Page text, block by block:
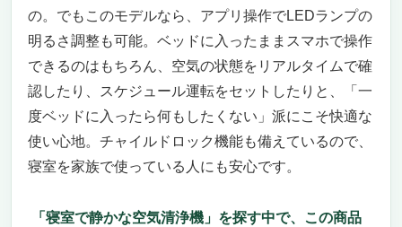
こんな人には本気でおすすめ。でも、こうい
う人には正直微妙かもしれない
快眠環境を整えるための“最後の一手”が、空
【眠りを邪魔しない、静寂の空気清浄力】
“寝室で静かな空気清浄機”を探しているあな
たへ──この価格で、この静音性、この安心
感
機”をお探しのあなたに、今すぐ届けたい空気
の。でもこのモデルなら、アプリ操作でLEDランプの
明るさ調整も可能。ベッドに入ったままスマホで操作
できるのはもちろん、空気の状態をリアルタイムで確
認したり、スケジュール運転をセットしたりと、「一
度ベッドに入ったら何もしたくない」派にこそ快適な
使い心地。チャイルドロック機能も備えているので、
寝室を家族で使っている人にも安心です。
「寝室で静かな空気清浄機」を探す中で、この商品